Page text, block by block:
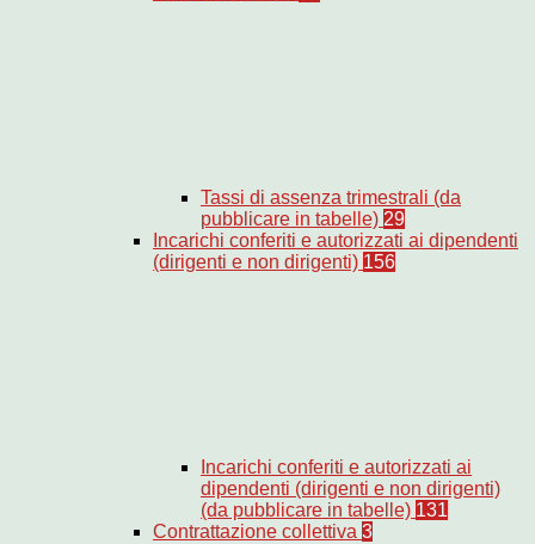
Tassi di assenza trimestrali (da
pubblicare in tabelle) 29
Incarichi conferiti e autorizzati ai dipendenti
(dirigenti e non dirigenti) 156
Incarichi conferiti e autorizzati ai
dipendenti (dirigenti e non dirigenti)
(da pubblicare in tabelle) 131
Contrattazione collettiva 3